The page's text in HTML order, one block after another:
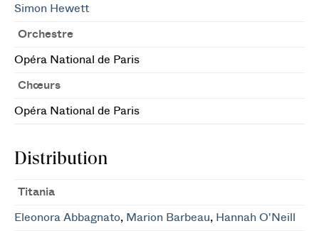
Simon Hewett
Orchestre
Opéra National de Paris
Chœurs
Opéra National de Paris
Distribution
Titania
Eleonora Abbagnato, Marion Barbeau, Hannah O'Neill